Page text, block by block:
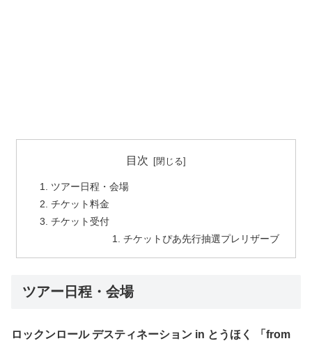
目次
ツアー日程・会場
チケット料金
チケット受付
チケットぴあ先行抽選プレリザーブ
ツアー日程・会場
ロックンロール デスティネーション in とうほく 「from